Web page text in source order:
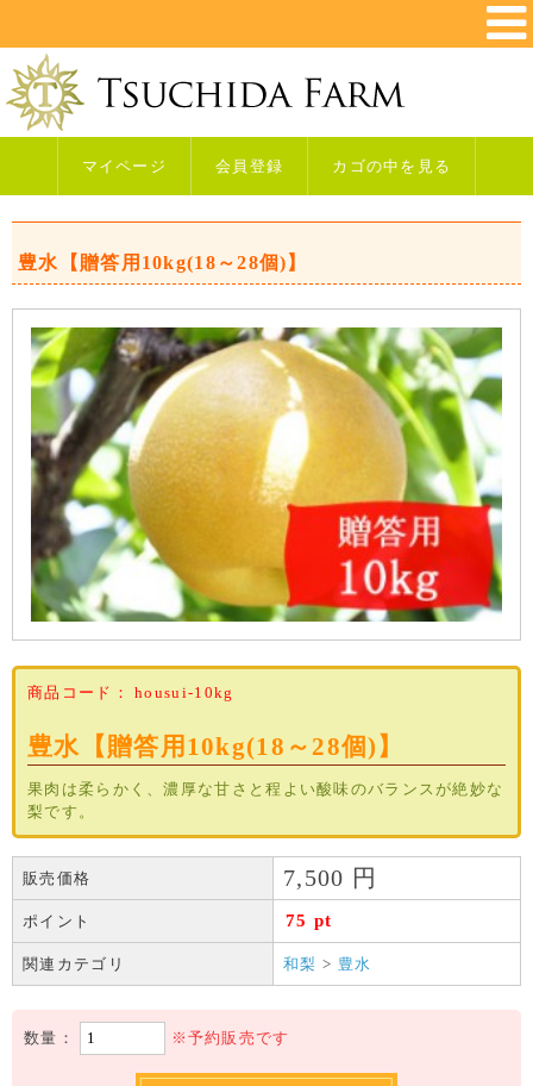
マイページ 会員登録 カゴの中を見る
豊水【贈答用10kg(18～28個)】
商品コード： housui-10kg
豊水【贈答用10kg(18～28個)】
果肉は柔らかく、濃厚な甘さと程よい酸味のバランスが絶妙な
梨です。
販売価格 7,500 円
ポイント 75 pt
関連カテゴリ 和梨 > 豊水
数量： ※予約販売です